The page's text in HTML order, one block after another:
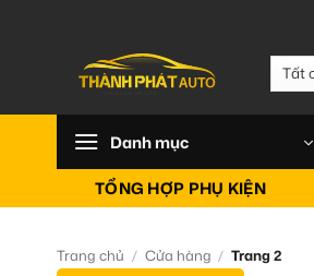
Danh mục
TỔNG HỢP PHỤ KIỆN
Trang chủ / Cửa hàng / Trang 2